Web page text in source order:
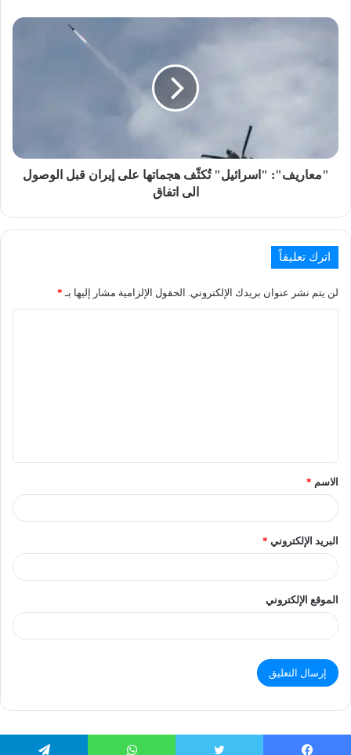
"معاريف": "اسرائيل" تُكثّف هجماتها على إيران قبل الوصول
الى اتفاق
اترك تعليقاً
لن يتم نشر عنوان بريدك الإلكتروني. الحقول الإلزامية مشار إليها بـ *
الاسم *
البريد الإلكتروني *
الموقع الإلكتروني